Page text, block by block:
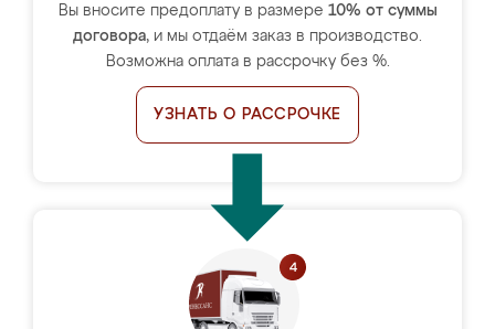
Вы вносите предоплату в размере 10% от суммы
договора, и мы отдаём заказ в производство.
Возможна оплата в рассрочку без %.
УЗНАТЬ О РАССРОЧКЕ